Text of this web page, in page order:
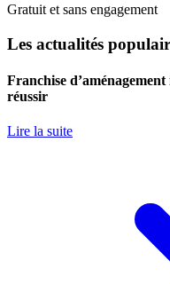
Gratuit et sans engagement
Les actualités
Franchise
réussir
Lire la suite